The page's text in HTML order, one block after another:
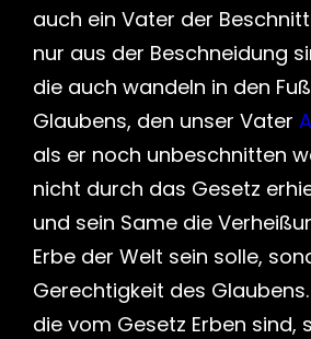
auch ein Vater der
nur aus der Beschneidung
die auch wandeln in den
Glaubens, den unser Vater
als er noch unbeschnitten
nicht durch das Gesetz
und sein Same die
Erbe der Welt sein solle,
Gerechtigkeit des Glaubens.
die vom Gesetz Erben sind,